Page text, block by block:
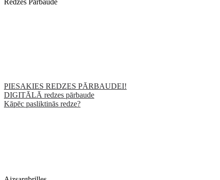
Redzes Pārbaude
PIESAKIES REDZES PĀRBAUDEI!
DIGITĀLĀ redzes pārbaude
Kāpēc pasliktinās redze?